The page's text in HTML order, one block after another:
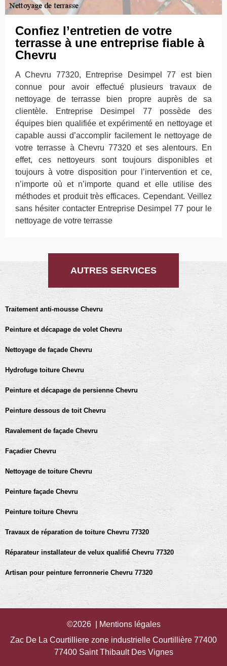
Confiez l’entretien de votre
terrasse à une entreprise fiable à
Chevru
A Chevru 77320, Entreprise Desimpel 77 est bien
connue pour avoir effectué plusieurs travaux de
nettoyage de terrasse bien propre auprès de sa
clientèle. Entreprise Desimpel 77 possède des
équipes bien qualifiée et expérimenté en nettoyage et
capable aussi d’accomplir facilement le nettoyage de
votre terrasse à Chevru 77320 et ses alentours. En
effet, ces nettoyeurs sont toujours disponibles et
toujours à votre disposition pour l’intervention et ce,
n’importe où et n’importe quand et elle utilise des
méthodes et produit très efficaces. Cependant. Veillez
sans hésiter contacter Entreprise Desimpel 77 pour le
nettoyage de votre terrasse
AUTRES SERVICES
Traitement anti-mousse Chevru
Peinture et décapage de volet Chevru
Nettoyage de façade Chevru
Hydrofuge toiture Chevru
Peinture et décapage de persienne Chevru
Peinture dessous de toit Chevru
Ravalement de façade Chevru
Façadier Chevru
Nettoyage de toiture Chevru
Peinture façade Chevru
Peinture toiture Chevru
Travaux de réparation de toiture Chevru 77320
Réparateur installateur de velux qualifié Chevru 77320
Artisan pour peinture ferronnerie Chevru 77320
©2026 |
Mentions légales
Zac De La Courtilliere zone industrielle Courtillière 77400
77400 Saint Thibault Des Vignes